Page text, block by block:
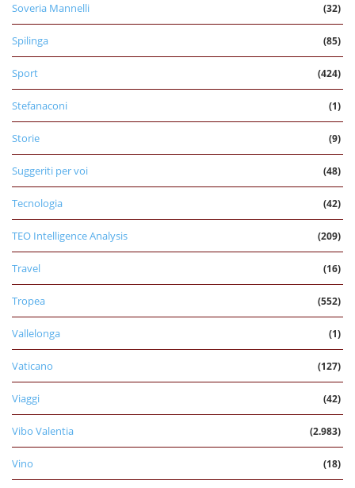
Soveria Mannelli (32)
Spilinga (85)
Sport (424)
Stefanaconi (1)
Storie (9)
Suggeriti per voi (48)
Tecnologia (42)
TEO Intelligence Analysis (209)
Travel (16)
Tropea (552)
Vallelonga (1)
Vaticano (127)
Viaggi (42)
Vibo Valentia (2.983)
Vino (18)